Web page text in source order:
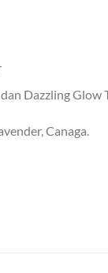
Dazzling
Canaga.